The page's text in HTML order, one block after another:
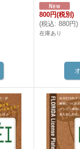
800円(税別)
(税込: 880円)
在庫あり